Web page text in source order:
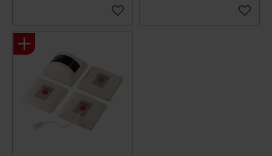
Gem som favorit Gem